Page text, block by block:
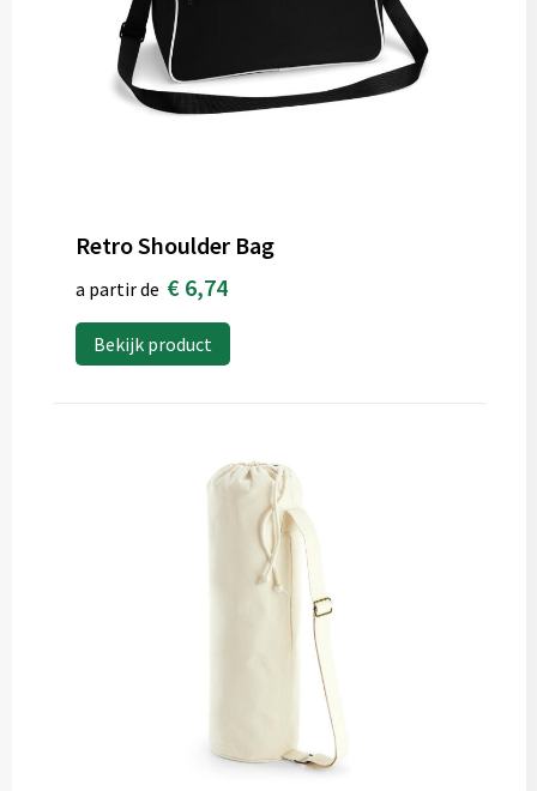
Retro Shoulder Bag
a partir de € 6,74
Bekijk product